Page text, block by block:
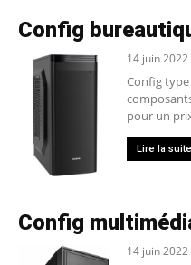
Config
14 juin 2022
Config
pour un
Lire la suite
Config
14 juin 2022